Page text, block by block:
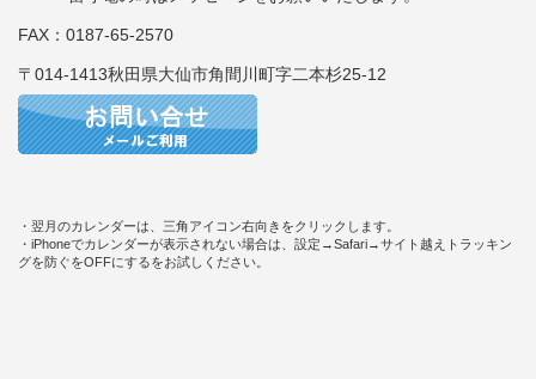
FAX：0187-65-2570
〒014-1413秋田県大仙市角間川町字二本杉25-12
・翌月のカレンダーは、三角アイコン右向きをクリックします。
・iPhoneでカレンダーが表示されない場合は、設定→Safari→サイト越えトラッキン
グを防ぐをOFFにするをお試しください。